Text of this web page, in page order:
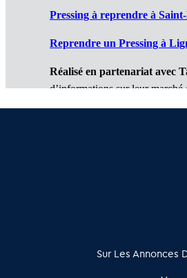
Pressing à reprendre à
Reprendre un Pressing à
Réalisé en partenariat avec
d’informations sur leur marché
Sur Les